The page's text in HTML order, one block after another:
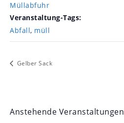
Müllabfuhr
Veranstaltung-Tags:
Abfall, müll
Gelber Sack
Anstehende Veranstaltungen